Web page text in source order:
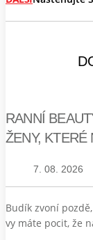
RANNÍ
ŽENY, KTERÉ
7. 08. 2026
Budík zvoní
vy máte pocit, že